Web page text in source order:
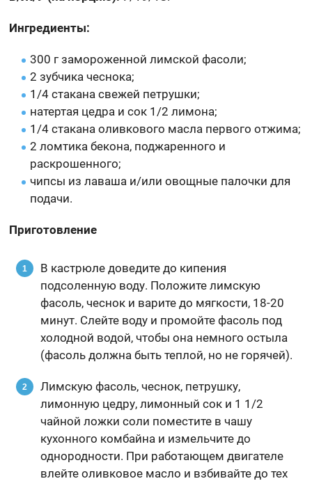
Ингредиенты:
300 г замороженной лимской фасоли;
2 зубчика чеснока;
1/4 стакана свежей петрушки;
натертая цедра и сок 1/2 лимона;
1/4 стакана оливкового масла первого отжима;
2 ломтика бекона, поджаренного и
раскрошенного;
чипсы из лаваша и/или овощные палочки для
подачи.
Приготовление
В кастрюле доведите до кипения
подсоленную воду. Положите лимскую
фасоль, чеснок и варите до мягкости, 18-20
минут. Слейте воду и промойте фасоль под
холодной водой, чтобы она немного остыла
(фасоль должна быть теплой, но не горячей).
Лимскую фасоль, чеснок, петрушку,
лимонную цедру, лимонный сок и 1 1/2
чайной ложки соли поместите в чашу
кухонного комбайна и измельчите до
однородности. При работающем двигателе
влейте оливковое масло и взбивайте до тех